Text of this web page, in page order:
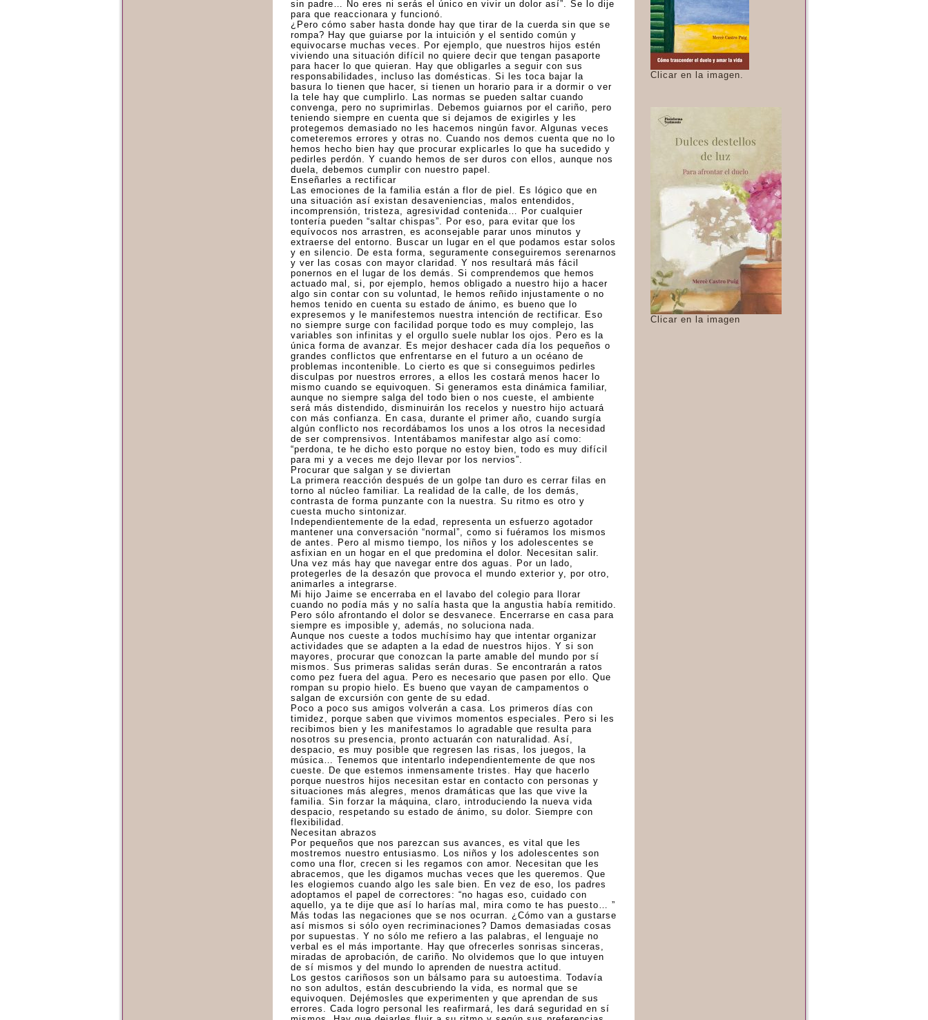
sin padre… No eres ni serás el único en vivir un dolor así”. Se lo dije
para que reaccionara y funcionó.
¿Pero cómo saber hasta donde hay que tirar de la cuerda sin que se
rompa? Hay que guiarse por la intuición y el sentido común y
equivocarse muchas veces. Por ejemplo, que nuestros hijos estén
viviendo una situación difícil no quiere decir que tengan pasaporte
para hacer lo que quieran. Hay que obligarles a seguir con sus
responsabilidades, incluso las domésticas. Si les toca bajar la
basura lo tienen que hacer, si tienen un horario para ir a dormir o ver
la tele hay que cumplirlo. Las normas se pueden saltar cuando
convenga, pero no suprimirlas. Debemos guiarnos por el cariño, pero
teniendo siempre en cuenta que si dejamos de exigirles y les
protegemos demasiado no les hacemos ningún favor. Algunas veces
cometeremos errores y otras no. Cuando nos demos cuenta que no lo
hemos hecho bien hay que procurar explicarles lo que ha sucedido y
pedirles perdón. Y cuando hemos de ser duros con ellos, aunque nos
duela, debemos cumplir con nuestro papel.
Enseñarles a rectificar
Las emociones de la familia están a flor de piel. Es lógico que en
una situación así existan desaveniencias, malos entendidos,
incomprensión, tristeza, agresividad contenida… Por cualquier
tontería pueden “saltar chispas”. Por eso, para evitar que los
equívocos nos arrastren, es aconsejable parar unos minutos y
extraerse del entorno. Buscar un lugar en el que podamos estar solos
y en silencio. De esta forma, seguramente conseguiremos serenarnos
y ver las cosas con mayor claridad. Y nos resultará más fácil
ponernos en el lugar de los demás. Si comprendemos que hemos
actuado mal, si, por ejemplo, hemos obligado a nuestro hijo a hacer
algo sin contar con su voluntad, le hemos reñido injustamente o no
hemos tenido en cuenta su estado de ánimo, es bueno que lo
expresemos y le manifestemos nuestra intención de rectificar. Eso
no siempre surge con facilidad porque todo es muy complejo, las
variables son infinitas y el orgullo suele nublar los ojos. Pero es la
única forma de avanzar. Es mejor deshacer cada día los pequeños o
grandes conflictos que enfrentarse en el futuro a un océano de
problemas incontenible. Lo cierto es que si conseguimos pedirles
disculpas por nuestros errores, a ellos les costará menos hacer lo
mismo cuando se equivoquen. Si generamos esta dinámica familiar,
aunque no siempre salga del todo bien o nos cueste, el ambiente
será más distendido, disminuirán los recelos y nuestro hijo actuará
con más confianza. En casa, durante el primer año, cuando surgía
algún conflicto nos recordábamos los unos a los otros la necesidad
de ser comprensivos. Intentábamos manifestar algo así como:
“perdona, te he dicho esto porque no estoy bien, todo es muy difícil
para mi y a veces me dejo llevar por los nervios”.
Procurar que salgan y se diviertan
La primera reacción después de un golpe tan duro es cerrar filas en
torno al núcleo familiar. La realidad de la calle, de los demás,
contrasta de forma punzante con la nuestra. Su ritmo es otro y
cuesta mucho sintonizar.
Independientemente de la edad, representa un esfuerzo agotador
mantener una conversación “normal”, como si fuéramos los mismos
de antes. Pero al mismo tiempo, los niños y los adolescentes se
asfixian en un hogar en el que predomina el dolor. Necesitan salir.
Una vez más hay que navegar entre dos aguas. Por un lado,
protegerles de la desazón que provoca el mundo exterior y, por otro,
animarles a integrarse.
Mi hijo Jaime se encerraba en el lavabo del colegio para llorar
cuando no podía más y no salía hasta que la angustia había remitido.
Pero sólo afrontando el dolor se desvanece. Encerrarse en casa para
siempre es imposible y, además, no soluciona nada.
Aunque nos cueste a todos muchísimo hay que intentar organizar
actividades que se adapten a la edad de nuestros hijos. Y si son
mayores, procurar que conozcan la parte amable del mundo por sí
mismos. Sus primeras salidas serán duras. Se encontrarán a ratos
como pez fuera del agua. Pero es necesario que pasen por ello. Que
rompan su propio hielo. Es bueno que vayan de campamentos o
salgan de excursión con gente de su edad.
Poco a poco sus amigos volverán a casa. Los primeros días con
timidez, porque saben que vivimos momentos especiales. Pero si les
recibimos bien y les manifestamos lo agradable que resulta para
nosotros su presencia, pronto actuarán con naturalidad. Así,
despacio, es muy posible que regresen las risas, los juegos, la
música… Tenemos que intentarlo independientemente de que nos
cueste. De que estemos inmensamente tristes. Hay que hacerlo
porque nuestros hijos necesitan estar en contacto con personas y
situaciones más alegres, menos dramáticas que las que vive la
familia. Sin forzar la máquina, claro, introduciendo la nueva vida
despacio, respetando su estado de ánimo, su dolor. Siempre con
flexibilidad.
Necesitan abrazos
Por pequeños que nos parezcan sus avances, es vital que les
mostremos nuestro entusiasmo. Los niños y los adolescentes son
como una flor, crecen si les regamos con amor. Necesitan que les
abracemos, que les digamos muchas veces que les queremos. Que
les elogiemos cuando algo les sale bien. En vez de eso, los padres
adoptamos el papel de correctores: “no hagas eso, cuidado con
aquello, ya te dije que así lo harías mal, mira como te has puesto… ”
Más todas las negaciones que se nos ocurran. ¿Cómo van a gustarse
así mismos si sólo oyen recriminaciones? Damos demasiadas cosas
por supuestas. Y no sólo me refiero a las palabras, el lenguaje no
verbal es el más importante. Hay que ofrecerles sonrisas sinceras,
miradas de aprobación, de cariño. No olvidemos que lo que intuyen
de sí mismos y del mundo lo aprenden de nuestra actitud.
Los gestos cariñosos son un bálsamo para su autoestima. Todavía
no son adultos, están descubriendo la vida, es normal que se
equivoquen. Dejémosles que experimenten y que aprendan de sus
errores. Cada logro personal les reafirmará, les dará seguridad en sí
Clicar en la imagen.
Clicar en la imagen